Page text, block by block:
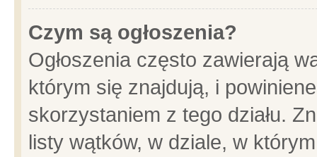
Czym są ogłoszenia?
Ogłoszenia często zawierają
którym się znajdują, i
skorzystaniem z tego działu.
listy wątków, w dziale, w